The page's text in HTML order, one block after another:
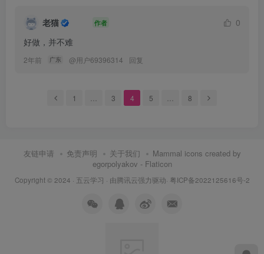
老猫 作者
0
好做，并不难
2年前 广东 @用户69396314 回复
1 3 4 5 8
友链申请 免责声明 关于我们
Mammal icons created by
egorpolyakov - Flaticon
Copyright © 2024 · 五云学习 · 由腾讯云强力驱动· 粤ICP备2022125616号-2